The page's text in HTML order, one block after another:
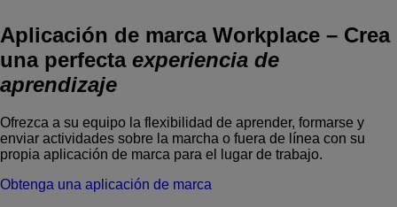
Aplicación de marca Workplace – Crea
una perfecta experiencia de
aprendizaje
Ofrezca a su equipo la flexibilidad de aprender, formarse y
enviar actividades sobre la marcha o fuera de línea con su
propia aplicación de marca para el lugar de trabajo.
Obtenga una aplicación de marca